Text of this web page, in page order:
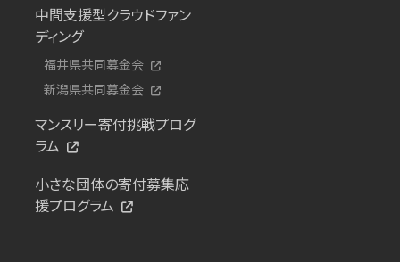
中間支援型クラウドファン
ディング
福井県共同募金会
新潟県共同募金会
マンスリー寄付挑戦プログ
ラム
小さな団体の寄付募集応
援プログラム